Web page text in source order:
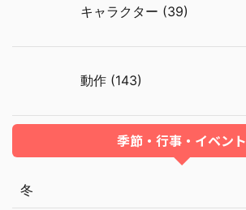
キャラクター (39)
動作 (143)
季節・行事・イベント
冬